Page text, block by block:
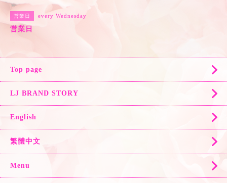
営業日 every Wednesday
営業日
Top page
LJ BRAND STORY
English
繁體中文
Menu